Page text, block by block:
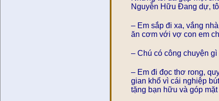
Nguyễn Hữu Đang dự,
– Em sắp đi xa, vắng
ăn cơm với vợ con em
– Chú có công chuyện
– Em đi đọc thơ rong,
gian khổ vì cái nghiệp
tặng bạn hữu và góp